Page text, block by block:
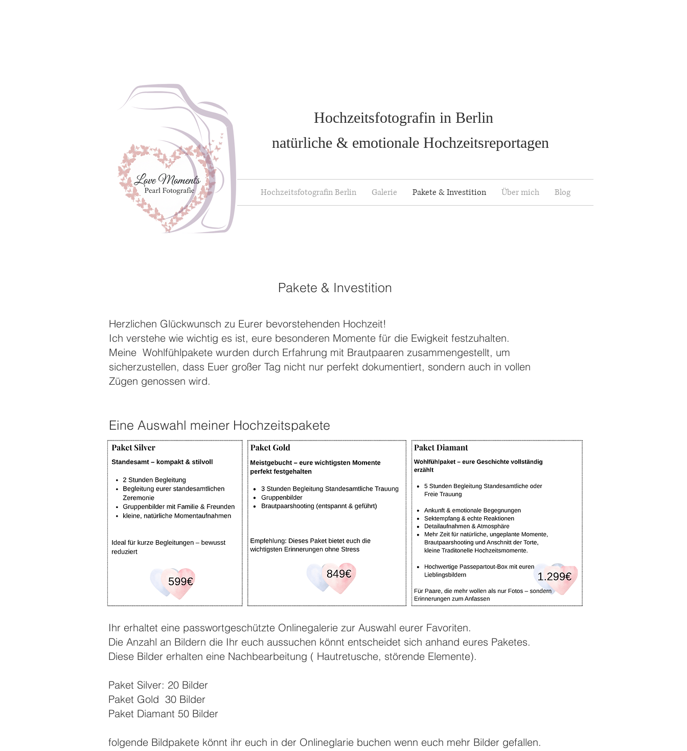
Hochzeitsfotografin Berlin Galerie Pakete & Investition Über mich Blog
Hochzeitsfotografin in Berlin
natürliche & emotionale Hochzeitsreportagen
Pakete & Investition
Herzlichen Glückwunsch zu Eurer bevorstehenden Hochzeit!
Ich verstehe wie wichtig es ist, eure besonderen Momente für die Ewigkeit festzuhalten.
Meine Wohlfühlpakete wurden durch Erfahrung mit Brautpaaren zusammengestellt, um
sicherzustellen, dass Euer großer Tag nicht nur perfekt dokumentiert, sondern auch in vollen
Zügen genossen wird.
Eine Auswahl meiner Hochzeitspakete
Ihr erhaltet eine passwortgeschützte Onlinegalerie zur Auswahl eurer Favoriten.
Die Anzahl an Bildern die Ihr euch aussuchen könnt entscheidet sich anhand eures Paketes.
Diese Bilder erhalten eine Nachbearbeitung ( Hautretusche, störende Elemente).
Paket Silver: 20 Bilder
Paket Gold 30 Bilder
Paket Diamant 50 Bilder
folgende Bildpakete könnt ihr euch in der Onlineglarie buchen wenn euch mehr Bilder gefallen.